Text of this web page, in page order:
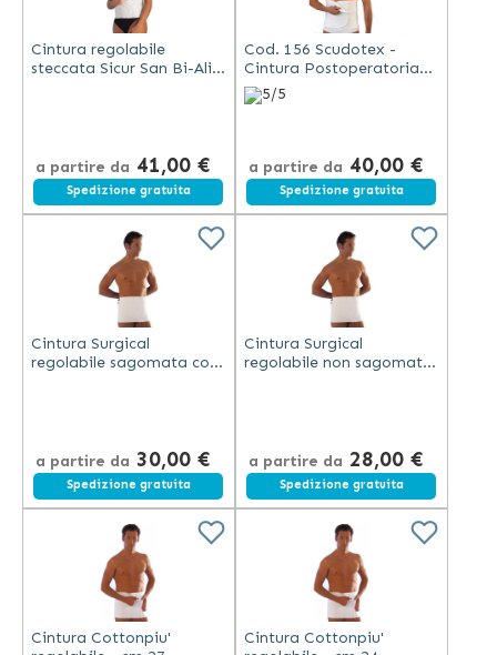
Cintura regolabile
steccata Sicur San Bi-Ali -
a partire da 41,00 €
Spedizione gratuita
Cod. 156 Scudotex -
Cintura Postoperatoria
Steccata Regolabile
Bianca 27 cm
5/5
a partire da 40,00 €
Spedizione gratuita
Cintura Surgical
regolabile sagomata con
a partire da 30,00 €
Spedizione gratuita
Cintura Surgical
regolabile non sagomata
a partire da 28,00 €
Spedizione gratuita
Cintura Cottonpiu'
Cintura Cottonpiu'